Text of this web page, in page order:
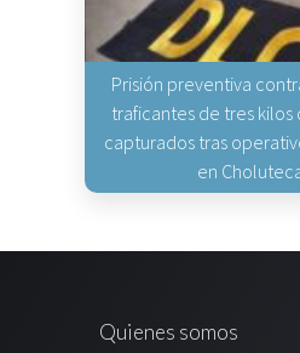
Prisión preventiva
traficantes de tres kilos
capturados tras
en
Quienes somos